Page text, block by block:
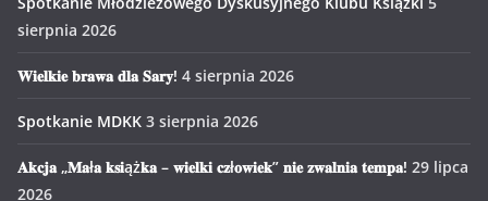
sierpnia 2026
𝐖𝐢𝐞𝐥𝐤𝐢𝐞 𝐛𝐫𝐚𝐰𝐚 𝐝𝐥𝐚 𝐒𝐚𝐫𝐲! 4 sierpnia 2026
Spotkanie MDKK 3 sierpnia 2026
𝐀𝐤𝐜𝐣𝐚 „𝐌𝐚ł𝐚 𝐤𝐬𝐢ąż𝐤𝐚 – 𝐰𝐢𝐞𝐥𝐤𝐢 𝐜𝐳ł𝐨𝐰𝐢𝐞𝐤” 𝐧𝐢𝐞 𝐳𝐰𝐚𝐥𝐧𝐢𝐚 𝐭𝐞𝐦𝐩𝐚! 29 lipca
2026